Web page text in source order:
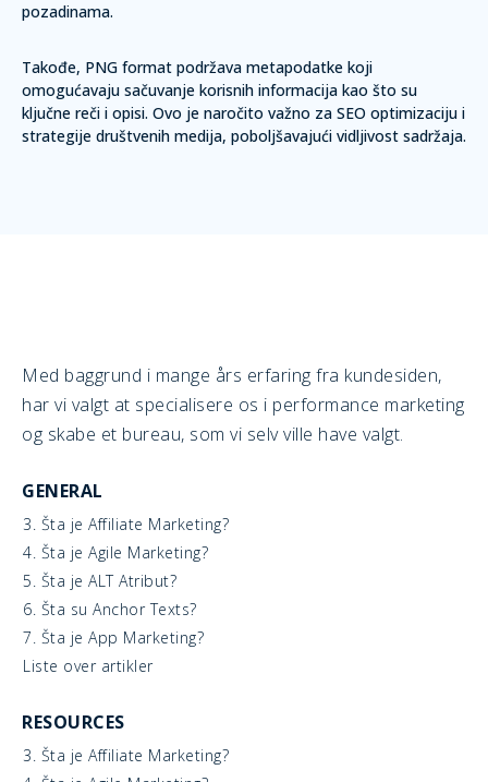
pozadinama.
Takođe, PNG format podržava metapodatke koji
omogućavaju sačuvanje korisnih informacija kao što su
ključne reči i opisi. Ovo je naročito važno za SEO optimizaciju i
strategije društvenih medija, poboljšavajući vidljivost sadržaja.
Med baggrund i mange års erfaring fra kundesiden,
har vi valgt at specialisere os i performance marketing
og skabe et bureau, som vi selv ville have valgt.
GENERAL
3. Šta je Affiliate Marketing?
4. Šta je Agile Marketing?
5. Šta je ALT Atribut?
6. Šta su Anchor Texts?
7. Šta je App Marketing?
Liste over artikler
RESOURCES
3. Šta je Affiliate Marketing?